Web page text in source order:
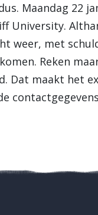
Maandag 22
University.
weer, met
Reken
Dat maakt het